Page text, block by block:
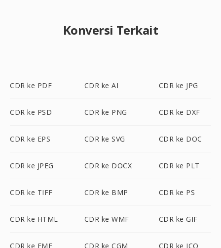
Konversi Terkait
CDR ke PDF CDR ke AI CDR ke JPG
CDR ke PSD CDR ke PNG CDR ke DXF
CDR ke EPS CDR ke SVG CDR ke DOC
CDR ke JPEG CDR ke DOCX CDR ke PLT
CDR ke TIFF CDR ke BMP CDR ke PS
CDR ke HTML CDR ke WMF CDR ke GIF
CDR ke EMF CDR ke CGM CDR ke ICO